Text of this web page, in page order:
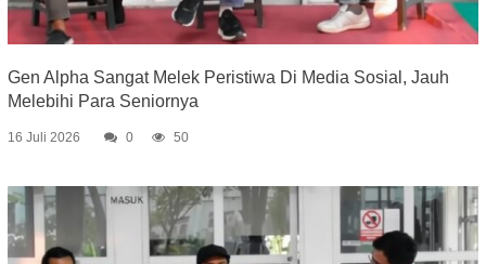
Gen Alpha Sangat Melek Peristiwa Di Media Sosial, Jauh
Melebihi Para Seniornya
16 Juli 2026 0 50